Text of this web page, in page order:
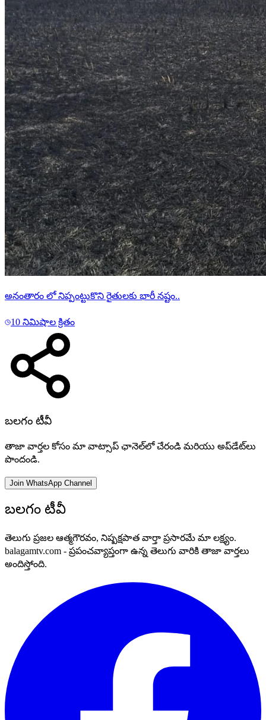
అనంతారం లో నిప్పంట్టుకొని రైతులకు భారీ నష్టం..
10 నిమిషాల క్రితం
బలగం టీవీ
తాజా వార్తల కోసం మా వాట్సాప్ ఛానెల్‌లో చేరండి మరియు అప్‌డేట్‌లు
పొందండి.
Join WhatsApp Channel
బలగం టీవీ
తెలుగు ప్రజల ఆత్మగౌరవం, నిష్పక్షపాత వార్తా ప్రసారమే మా లక్ష్యం.
balagamtv.com - ప్రపంచవ్యాప్తంగా ఉన్న తెలుగు వారికి తాజా వార్తలు
అందిస్తోంది.